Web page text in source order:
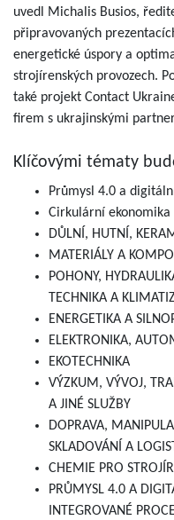
uvedl Michalis Busios,
připravovaných
energetické úspory a
strojírenských provozech.
také projekt Contact
firem s ukrajinskými
Klíčovými tématy
Průmysl 4.0 a
Cirkulární
DŮLNÍ, HUTNÍ,
MATERIÁLY A
POHONY,
TECHNIKA A
ENERGETIKA A
ELEKTRONIKA,
EKOTECHNIKA
VÝZKUM, VÝVOJ,
A JINÉ SLUŽBY
DOPRAVA,
SKLADOVÁNÍ A
CHEMIE PRO
PRŮMYSL 4.0 A
INTEGROVANÉ